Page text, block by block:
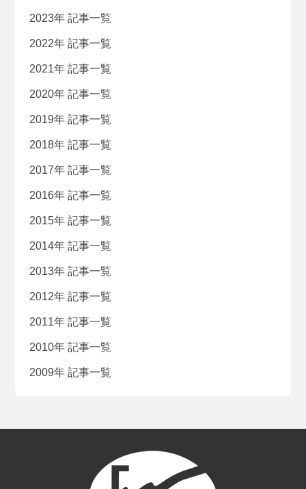
2023年 記事一覧
2022年 記事一覧
2021年 記事一覧
2020年 記事一覧
2019年 記事一覧
2018年 記事一覧
2017年 記事一覧
2016年 記事一覧
2015年 記事一覧
2014年 記事一覧
2013年 記事一覧
2012年 記事一覧
2011年 記事一覧
2010年 記事一覧
2009年 記事一覧